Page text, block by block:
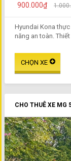
900.000₫
Hyundai Kona
năng an toàn. Thiết
CHO THUÊ XE MG